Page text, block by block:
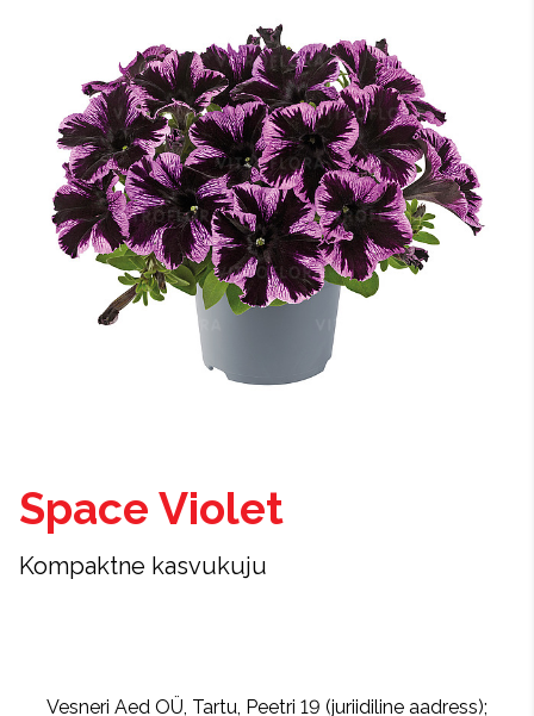
Space Violet
Kompaktne kasvukuju
Vesneri Aed OÜ, Tartu, Peetri 19 (juriidiline aadress);